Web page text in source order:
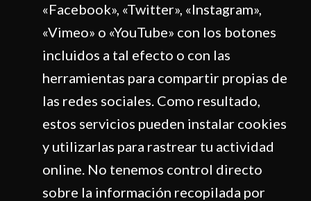
«Facebook», «Twitter», «Instagram»,
«Vimeo» o «YouTube» con los botones
incluidos a tal efecto o con las
herramientas para compartir propias de
las redes sociales. Como resultado,
estos servicios pueden instalar cookies
y utilizarlas para rastrear tu actividad
online. No tenemos control directo
sobre la información recopilada por